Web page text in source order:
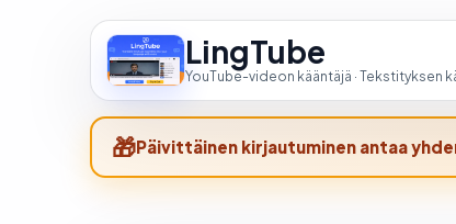
LingTube
YouTube-videon kääntäjä · Tekstityksen
Päivittäinen kirjautuminen antaa